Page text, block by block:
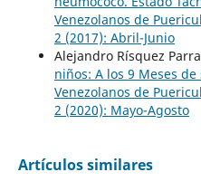
Venezolanos de
2 (2017): Abril-Junio
Alejandro Rísquez
niños: A los 9 Meses
Venezolanos de
2 (2020): Mayo-Agosto
Artículos similares